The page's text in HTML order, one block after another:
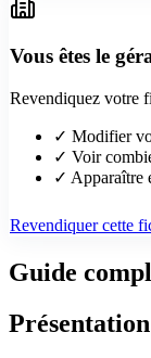
Vous êtes le
Revendiquez votre
✓ Modifier
✓ Voir
✓ Apparaître
Revendiquer cette
Guide
Présentation